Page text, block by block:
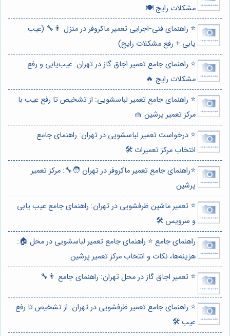
مشکلات رایج 🍽️
⭐️ راهنمای فنی-اجرایی تعمیر ماکروفر در منزل 👨‍🔧 (عیب
یابی + رفع مشکلات رایج)
⭐️ راهنمای جامع تعمیر اجاق گاز در تهران: عیب‌یابی و رفع
مشکلات رایج 🔥
⭐️ راهنمای جامع تعمیر لباسشویی: از تشخیص تا رفع عیب با
مرکز تعمیر پرشین 🧺
⭐️ درخواست تعمیر لباسشویی در تهران: راهنمای جامع
انتخاب مرکز تعمیرات 🛠️
⭐️راهنمای جامع تعمیر ماکروفر در تهران 🧑‍🔧: مرکز تعمیر
پرشین
⭐️ تعمیر ماشین ظرفشویی در تهران: راهنمای جامع عیب یابی
و سرویس 🛠️
راهنمای جامع ⭐️ راهنمای جامع تعمیر لباسشویی در محل 🏠:
هزینه‌ها، نکات و انتخاب مرکز تعمیر پرشین
⭐️ تعمیر اجاق گاز در محل تهران: راهنمای جامع 👨‍🔧
⭐️ راهنمای جامع تعمیر ظرفشویی در تهران: از تشخیص تا رفع
عیب 🛠️